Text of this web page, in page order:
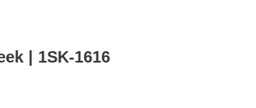
| 1SK-1616